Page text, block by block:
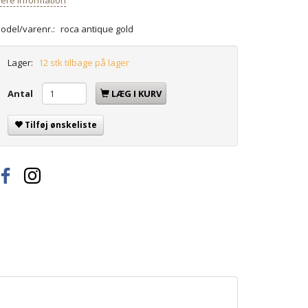
varenr.: roca antique gold
Lager: 12 stk tilbage på lager
Antal LÆG I KURV
Tilføj ønskeliste